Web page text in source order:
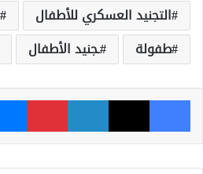
التجنيد العسكري للأطفال
طفولة
ـجنيد الأطفال
فيسبوك ‫X لينكدإن بينتيريست